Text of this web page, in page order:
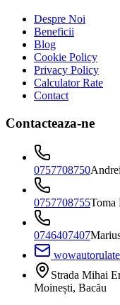
Despre Noi
Beneficii
Blog
Cookie Policy
Privacy Policy
Calculator Rate
Contact
Contacteaza-ne
0757708750
0757708755Toma
0746407407
Strada Mihai
Moinești, Bacău